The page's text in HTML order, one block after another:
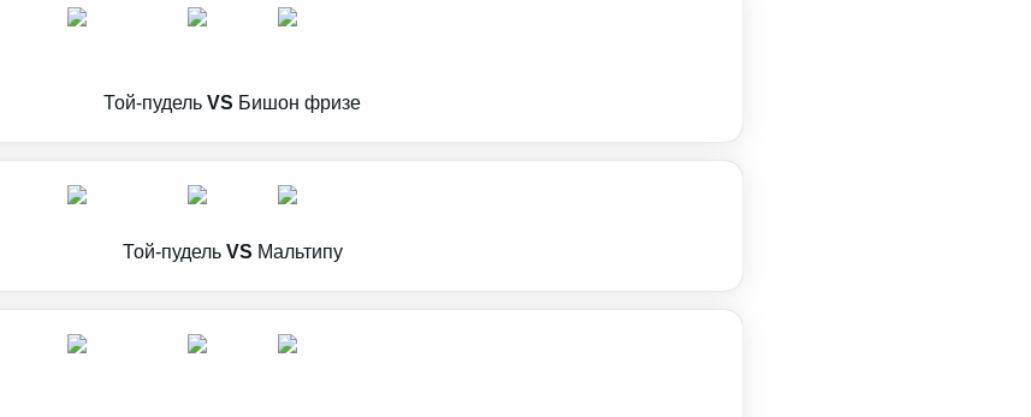
Той-пудель VS Бишон фризе
Той-пудель VS Мальтипу